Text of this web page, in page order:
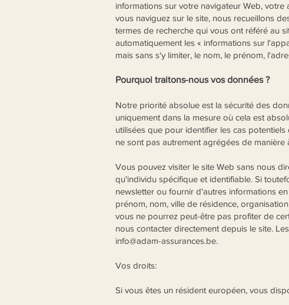
informations sur votre navigateur Web,
vous naviguez sur le site, nous recueillons
termes de recherche qui vous ont référé au
automatiquement les « informations sur
mais sans s'y limiter, le nom, le prénom,
Pourquoi traitons-nous vos données ?
Notre priorité absolue est la sécurité des
uniquement dans la mesure où cela est
utilisées que pour identifier les cas
ne sont pas autrement agrégées de
Vous pouvez visiter le site Web sans nous
qu'individu spécifique et identifiable. Si
newsletter ou fournir d'autres informations
prénom, nom, ville de résidence,
vous ne pourrez peut-être pas profiter de
nous contacter directement depuis le site.
info@adam-assurances.be.
Vos droits:
Si vous êtes un résident européen, vous